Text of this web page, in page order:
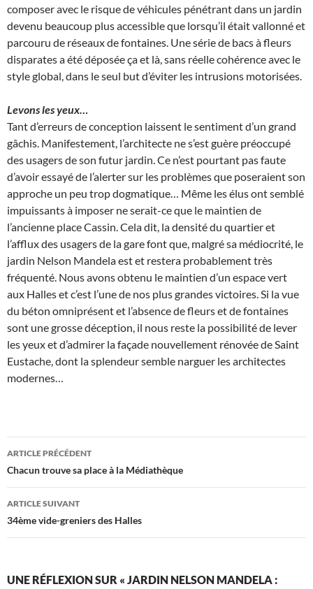
composer avec le risque de véhicules pénétrant dans un jardin
devenu beaucoup plus accessible que lorsqu’il était vallonné et
parcouru de réseaux de fontaines. Une série de bacs à fleurs
disparates a été déposée ça et là, sans réelle cohérence avec le
style global, dans le seul but d’éviter les intrusions motorisées.
Levons les yeux…
Tant d’erreurs de conception laissent le sentiment d’un grand
gâchis. Manifestement, l’architecte ne s’est guère préoccupé
des usagers de son futur jardin. Ce n’est pourtant pas faute
d’avoir essayé de l’alerter sur les problèmes que poseraient son
approche un peu trop dogmatique… Même les élus ont semblé
impuissants à imposer ne serait-ce que le maintien de
l’ancienne place Cassin. Cela dit, la densité du quartier et
l’afflux des usagers de la gare font que, malgré sa médiocrité, le
jardin Nelson Mandela est et restera probablement très
fréquenté. Nous avons obtenu le maintien d’un espace vert
aux Halles et c’est l’une de nos plus grandes victoires. Si la vue
du béton omniprésent et l’absence de fleurs et de fontaines
sont une grosse déception, il nous reste la possibilité de lever
les yeux et d’admirer la façade nouvellement rénovée de Saint
Eustache, dont la splendeur semble narguer les architectes
modernes…
Navigation
des
articles
ARTICLE PRÉCÉDENT
Chacun trouve sa place à la Médiathèque
ARTICLE SUIVANT
34ème vide-greniers des Halles
UNE RÉFLEXION SUR « JARDIN NELSON MANDELA :